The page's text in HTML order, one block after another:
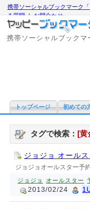
携帯ソーシャルブックマーク
る質問｜お問合わせ
携帯ソーシャルブック
トップページ 初めての
タグで検索： [黄
ジョジョ オール
ジョジョオールスター予
ジョジョ オールスター
2013/02/24